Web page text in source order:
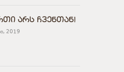
არს ჩვენთან!
2019